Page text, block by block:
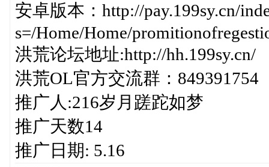
安卓版本：http://pay.199sy.cn/
s=/Home/Home/
洪荒论坛地址:http://hh.199sy.cn/
洪荒OL官方交流群：849391754
推广人:216岁月蹉跎如梦
推广天数14
推广日期: 5.16